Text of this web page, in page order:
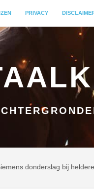
PRIVACY
donderslag bij